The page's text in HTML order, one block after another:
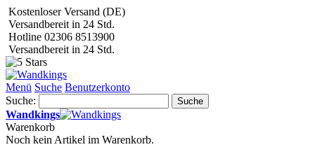
Kostenloser Versand (DE)
Versandbereit in 24 Std.
Hotline 02306 8513900
Versandbereit in 24 Std.
Menü Suche Benutzerkonto
Suche:
Suche
Wandkings
Warenkorb
Noch kein Artikel im Warenkorb.